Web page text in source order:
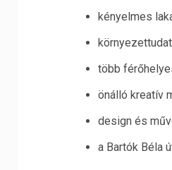
kényelmes
több
önálló kreatív
design és
a Bartók Béla